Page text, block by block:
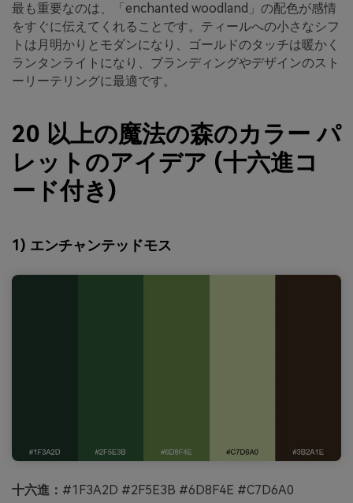
最も重要なのは、「enchanted woodland」の配色が感情
をすぐに伝えてくれることです。ティールへの小さなシフ
トは月明かりとモダンになり、ゴールドのタッチは暖かく
ランタンライトになり、ブランディングやデザインのスト
ーリーテリングに最適です。
20 以上の魔法の森のカラー パ
レットのアイデア (十六進コ
ード付き)
1) エンチャンテッドモス
十六進： #1F3A2D #2F5E3B #6D8F4E #C7D6A0